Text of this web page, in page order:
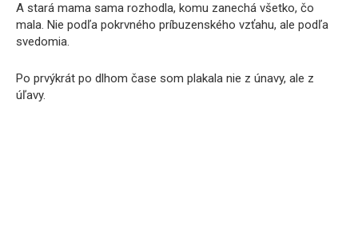
A stará mama sama rozhodla, komu zanechá všetko, čo
mala. Nie podľa pokrvného príbuzenského vzťahu, ale podľa
svedomia.
Po prvýkrát po dlhom čase som plakala nie z únavy, ale z
úľavy.